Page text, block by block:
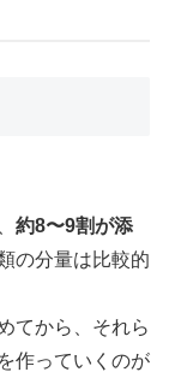
約8〜9割が添
の分量は比較的
てから、それら
作っていくのが